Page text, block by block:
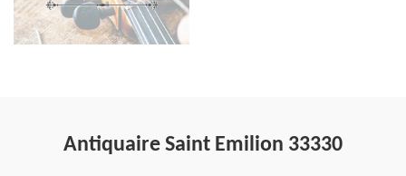
Antiquaire Saint Emilion 33330